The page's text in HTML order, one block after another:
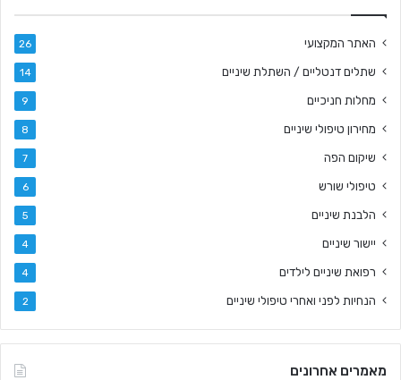
האתר המקצועי 26
שתלים דנטליים / השתלת שיניים 14
מחלות חניכיים 9
מחירון טיפולי שיניים 8
שיקום הפה 7
טיפולי שורש 6
הלבנת שיניים 5
יישור שיניים 4
רפואת שיניים לילדים 4
הנחיות לפני ואחרי טיפולי שיניים 2
מאמרים אחרונים